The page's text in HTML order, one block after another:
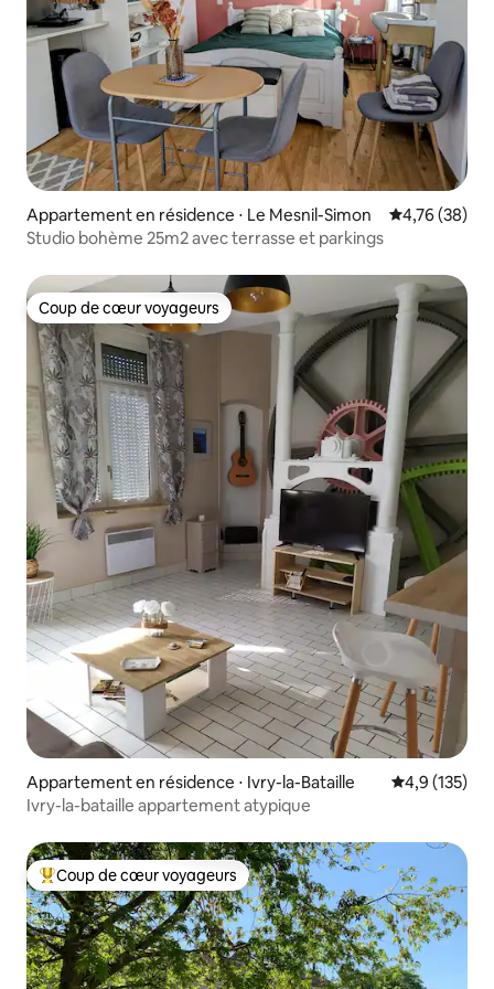
Appartement en résidence ⋅ Le Mesnil-Simon Évaluation
4,76 (38)
Studio bohème 25m2 avec terrasse et parkings
Coup de cœur voyageurs
Coup de cœur voyageurs
Appartement en résidence ⋅ Ivry-la-Bataille Évaluation
4,9 (135)
Ivry-la-bataille appartement atypique
Coups de cœur voyageurs les plus appréciés
Coup de cœur voyageurs